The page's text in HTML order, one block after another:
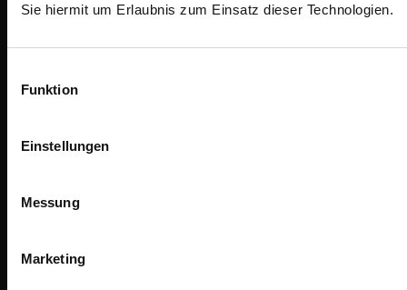
Sie hiermit um Erlaubnis zum Einsatz dieser Technologien.
Funktion
Einstellungen
Messung
Marketing